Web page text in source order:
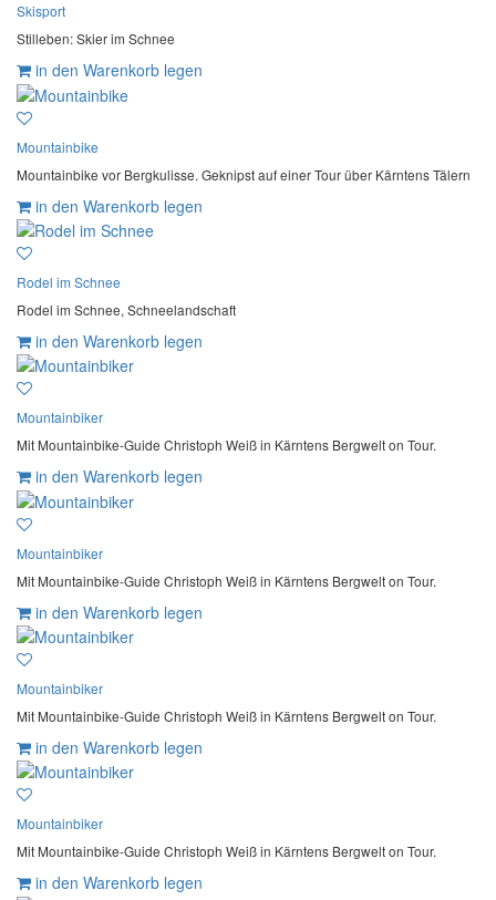
Skisport
Stilleben: Skier im Schnee
in den Warenkorb legen
Mountainbike
Mountainbike vor Bergkulisse. Geknipst auf einer Tour über Kärntens Tälern
in den Warenkorb legen
Rodel im Schnee
Rodel im Schnee, Schneelandschaft
in den Warenkorb legen
Mountainbiker
Mit Mountainbike-Guide Christoph Weiß in Kärntens Bergwelt on Tour.
in den Warenkorb legen
Mountainbiker
Mit Mountainbike-Guide Christoph Weiß in Kärntens Bergwelt on Tour.
in den Warenkorb legen
Mountainbiker
Mit Mountainbike-Guide Christoph Weiß in Kärntens Bergwelt on Tour.
in den Warenkorb legen
Mountainbiker
Mit Mountainbike-Guide Christoph Weiß in Kärntens Bergwelt on Tour.
in den Warenkorb legen